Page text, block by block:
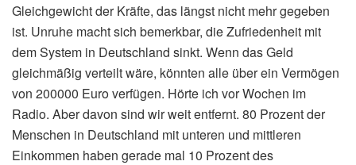
Gleichgewicht der Kräfte, das längst nicht mehr gegeben
ist. Unruhe macht sich bemerkbar, die Zufriedenheit mit
dem System in Deutschland sinkt. Wenn das Geld
gleichmäßig verteilt wäre, könnten alle über ein Vermögen
von 200000 Euro verfügen. Hörte ich vor Wochen im
Radio. Aber davon sind wir weit entfernt. 80 Prozent der
Menschen in Deutschland mit unteren und mittleren
Einkommen haben gerade mal 10 Prozent des